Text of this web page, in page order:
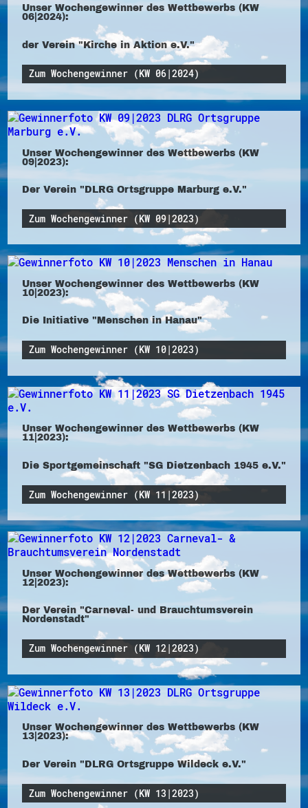
Unser Wochengewinner des Wettbewerbs (KW
06|2024):
der Verein "Kirche in Aktion e.V."
Zum Wochengewinner (KW 06|2024)
Unser Wochengewinner des Wettbewerbs (KW
09|2023):
Der Verein "DLRG Ortsgruppe Marburg e.V."
Zum Wochengewinner (KW 09|2023)
Unser Wochengewinner des Wettbewerbs (KW
10|2023):
Die Initiative "Menschen in Hanau"
Zum Wochengewinner (KW 10|2023)
Unser Wochengewinner des Wettbewerbs (KW
11|2023):
Die Sportgemeinschaft "SG Dietzenbach 1945 e.V."
Zum Wochengewinner (KW 11|2023)
Unser Wochengewinner des Wettbewerbs (KW
12|2023):
Der Verein "Carneval- und Brauchtumsverein
Nordenstadt"
Zum Wochengewinner (KW 12|2023)
Unser Wochengewinner des Wettbewerbs (KW
13|2023):
Der Verein "DLRG Ortsgruppe Wildeck e.V."
Zum Wochengewinner (KW 13|2023)